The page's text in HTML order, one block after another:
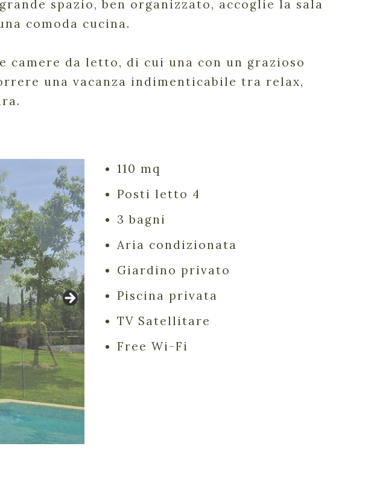
spazio, ben organizzato, accoglie la sala
comoda cucina.
da letto, di cui una con un grazioso
una vacanza indimenticabile tra relax,
110 mq
Posti letto 4
3 bagni
Aria condizionata
Giardino privato
Piscina privata
TV Satellitare
Free Wi-Fi